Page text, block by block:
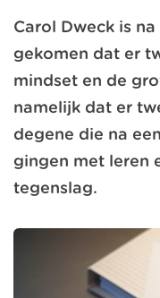
Carol Dweck is
gekomen dat er
mindset en de
namelijk dat er
degene die na
gingen met leren
tegenslag.